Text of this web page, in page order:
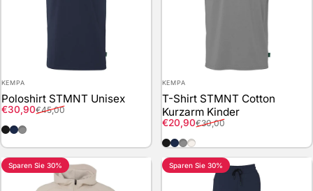
Anbieter:
KEMPA
Poloshirt STMNT Unisex
Verkaufspreis
€30,90
Normaler Preis
€45,00
schwarz
marine
steingrau
Anbieter:
KEMPA
T-Shirt STMNT Cotton
Kurzarm Kinder
Verkaufspreis
€20,90
Normaler Preis
€30,00
schwarz
marine
steingrau
beige
Sparen Sie 30% Sparen Sie 30%